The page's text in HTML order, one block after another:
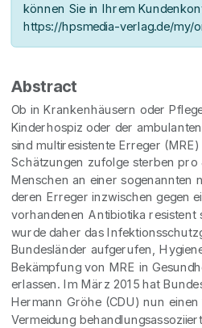
können Sie in Ihrem
https://hpsmedia-verlag.de/my/
Abstract
Ob in Krankenhäusern oder
Kinderhospiz oder der
sind multiresistente Erreger
Schätzungen zufolge sterben pro
Menschen an einer sogenannten
deren Erreger inzwischen gegen
vorhandenen Antibiotika resistent
wurde daher das
Bundesländer aufgerufen,
Bekämpfung von MRE in
erlassen. Im März 2015 hat
Hermann Gröhe (CDU) nun
Vermeidung